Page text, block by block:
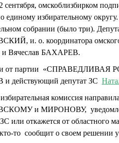
сентября, омскоблизбирком
единому избирательному
собрании (было три).
и. о. координатора
Вячеслав БАХАРЕВ.
от партии «СПРАВЕДЛИВАЯ
действующий депутат ЗС
комиссия
и МИРОНОВУ, уведомление
или откажется от областного
то сообщит о своем решении